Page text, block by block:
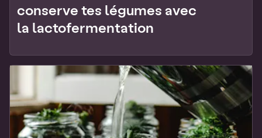
conserve tes légumes avec
la lactofermentation